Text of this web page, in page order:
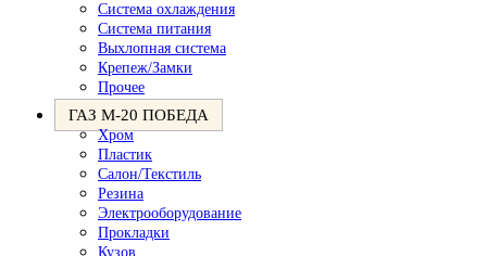
Система охлаждения
Система питания
Выхлопная система
Крепеж/Замки
Прочее
ГАЗ М-20 ПОБЕДА
Хром
Пластик
Салон/Текстиль
Резина
Электрооборудование
Прокладки
Кузов